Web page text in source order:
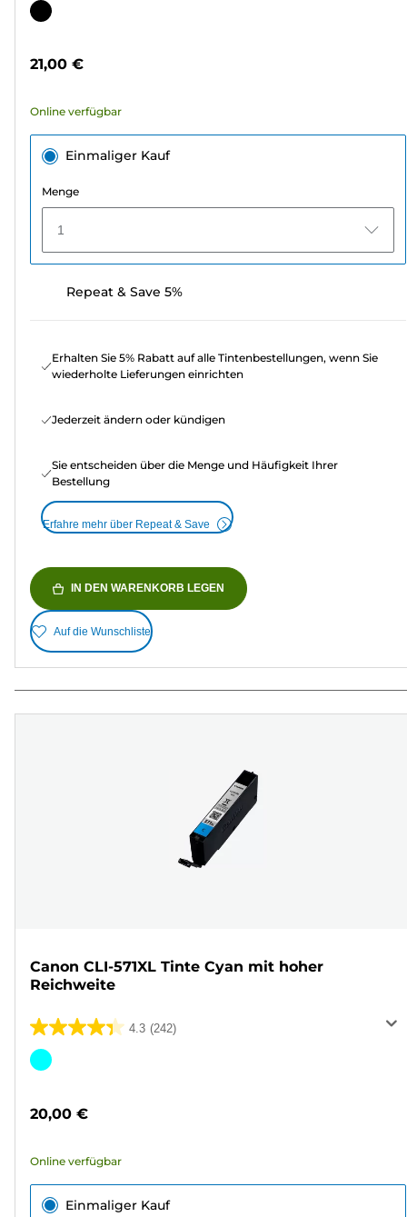
von
340
Farbpatrone
21,00 €
Online verfügbar
Einmaliger Kauf
Menge
1
Repeat & Save 5%
Erhalten Sie 5% Rabatt auf alle Tintenbestellungen, wenn Sie
wiederholte Lieferungen einrichten
Jederzeit ändern oder kündigen
Sie entscheiden über die Menge und Häufigkeit Ihrer
Bestellung
Erfahre mehr über Repeat & Save
IN DEN WARENKORB LEGEN
Auf die Wunschliste
Canon CLI-571XL Tinte Cyan mit hoher
Reichweite
4.3 (242)
4.3
von
242
Farbpatrone
20,00 €
Online verfügbar
Einmaliger Kauf